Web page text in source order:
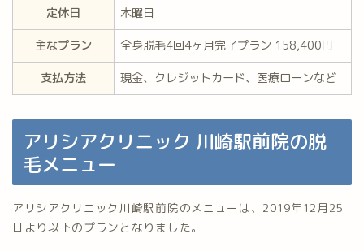
定休日
木曜日
主なプラン
全身脱毛4回4ヶ月完了プラン 158,400円
支払方法
現金、クレジットカード、医療ローンなど
アリシアクリニック 川崎駅前院の脱
毛メニュー
アリシアクリニック川崎駅前院のメニューは、2019年12月25
日より以下のプランとなりました。